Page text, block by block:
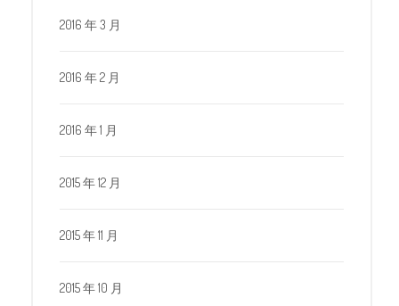
2016 年 3 月
2016 年 2 月
2016 年 1 月
2015 年 12 月
2015 年 11 月
2015 年 10 月